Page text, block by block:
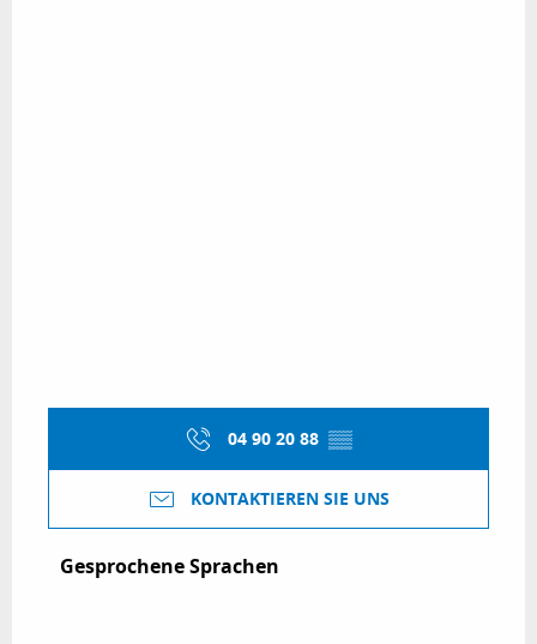
04 90 20 88 ▒▒
KONTAKTIEREN SIE UNS
Gesprochene Sprachen
Gesprochene Sprachen